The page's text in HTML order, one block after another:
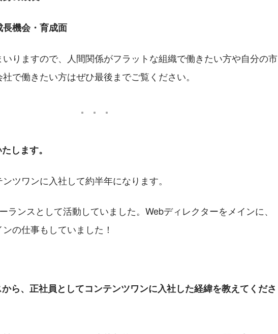
長機会・育成面
りますので、人間関係がフラットな組織で働きたい方や自分の市
で働きたい方はぜひ最後までご覧ください。
します。
ツワンに入社して約半年になります。
ランスとして活動していました。Webディレクターをメインに、
の仕事もしていました！
ら、正社員としてコンテンツワンに入社した経緯を教えてくださ